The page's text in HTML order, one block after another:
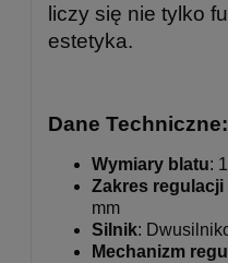
liczy się nie tylko
estetyka.
Dane Techniczne:
Wymiary blatu:
Zakres
mm
Silnik:
Mechanizm